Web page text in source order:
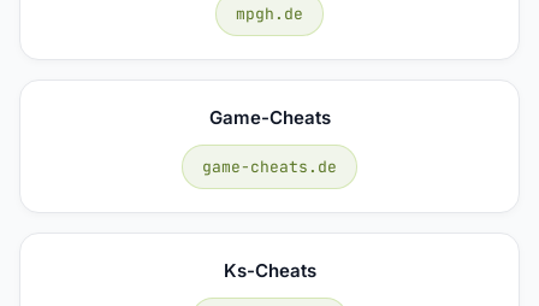
mpgh.de
Game-Cheats
game-cheats.de
Ks-Cheats